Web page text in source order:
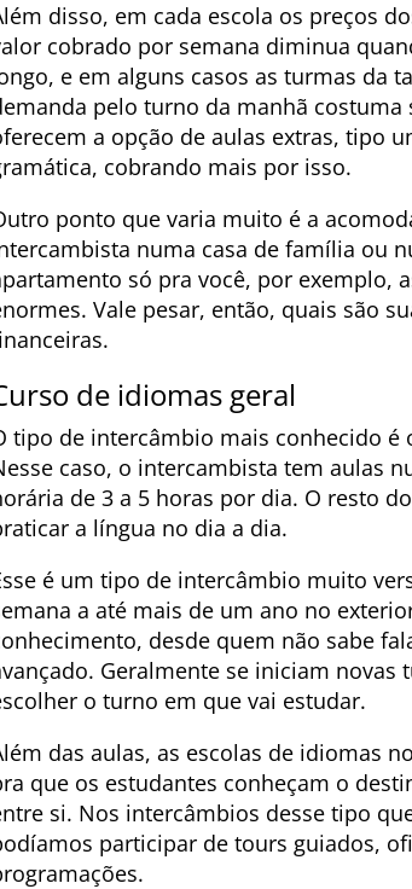
disso, em cada escola os preços
cobrado por semana diminua
e em alguns casos as turmas da
pelo turno da manhã
a opção de aulas extras, tipo
cobrando mais por isso.
ponto que varia muito é a
numa casa de família ou
só pra você, por exemplo,
Vale pesar, então, quais são
de idiomas geral
tipo de intercâmbio mais conhecido
caso, o intercambista tem aulas
de 3 a 5 horas por dia. O resto
a língua no dia a dia.
é um tipo de intercâmbio muito
a até mais de um ano no
desde quem não sabe
Geralmente se iniciam novas
o turno em que vai estudar.
das aulas, as escolas de idiomas
que os estudantes conheçam o
si. Nos intercâmbios desse tipo
participar de tours guiados,